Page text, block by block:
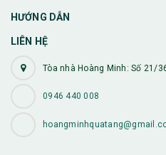
HƯỚNG DẪN
LIÊN HỆ
Tòa nhà Hoàng Minh: Số 21/
0946 440 008